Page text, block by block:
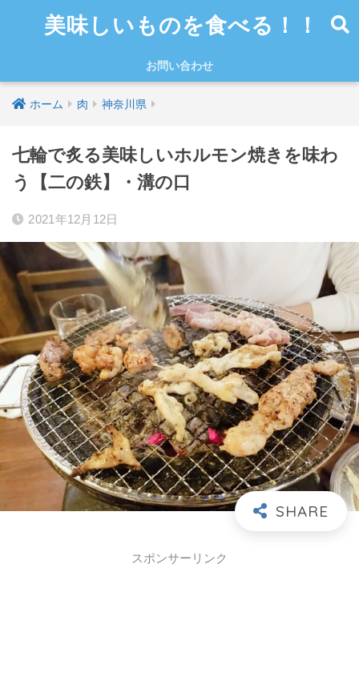
美味しいものを食べる！！
お問い合わせ
ホーム 肉 神奈川県
七輪で炙る美味しいホルモン焼きを味わ
う【二の鉄】・溝の口
2021年12月12日
スポンサーリンク